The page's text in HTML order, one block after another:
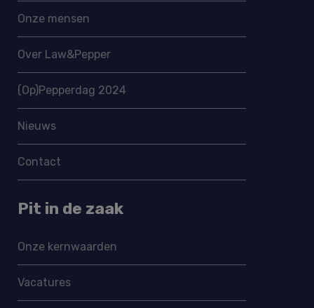
Onze mensen
Over Law&Pepper
(Op)Pepperdag 2024
Nieuws
Contact
Pit in de zaak
Onze kernwaarden
Vacatures